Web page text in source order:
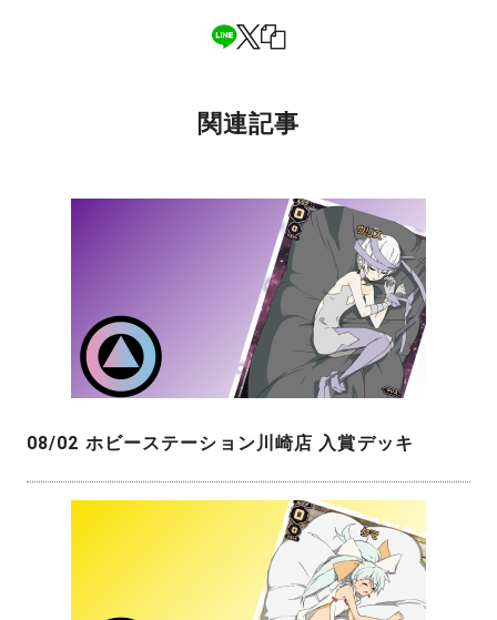
関連記事
08/02 ホビーステーション川崎店 入賞デッキ